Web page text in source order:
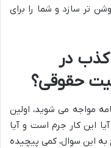
تر سازد و شما را برای
کذب در
حقوقی؟
مواجه می شوید، اولین
این کار جرم است و آیا
به این سوال، کمی پیچیده